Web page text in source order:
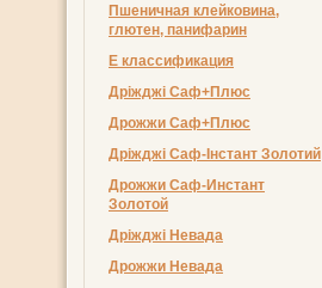
Пшеничная клейковина,
глютен, панифарин
Е классификация
Дріжджі Саф+Плюс
Дрожжи Саф+Плюс
Дріжджі Саф-Інстант Золотий
Дрожжи Саф-Инстант
Золотой
Дріжджі Невада
Дрожжи Невада